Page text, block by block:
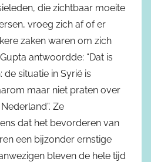
die zichtbaar moeite
vroeg zich af of er
zaken waren om zich
antwoordde: “Dat is
de situatie in Syrië is
maar niet praten over
Ze
dat het bevorderen van
een bijzonder ernstige
bleven de hele tijd